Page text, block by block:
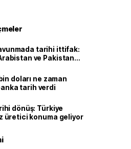
tarihi ittifak:
ve Pakistan
doları ne zaman
tarih verdi
dönüş: Türkiye
üretici konuma geliyor